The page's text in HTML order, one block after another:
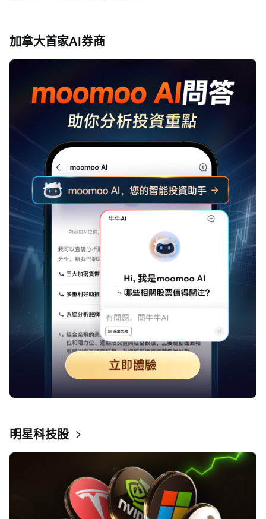
加拿大首家AI券商
明星科技股